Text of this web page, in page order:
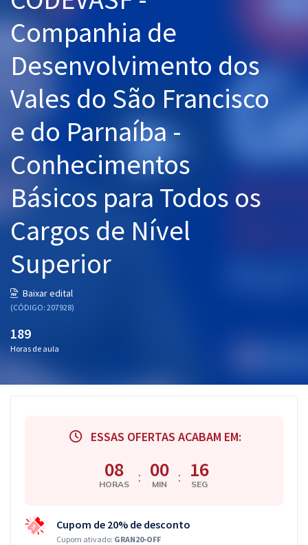
Graduação
OAB
Mentorias
Questões grátis
Conteúdo gratuito
Blog
Aprovados
Atendimento
Companhia de
Desenvolvimento dos
Vales do São Francisco
e do Parnaíba -
Conhecimentos
Básicos para Todos os
Cargos de Nível
Superior
Baixar edital
(CÓDIGO: 207928)
189
Horas de aula
ESSAS OFERTAS ACABAM EM:
08
HORAS : 00
MIN : 15
SEG
Cupom de 20% de desconto
Cupom ativado: GRAN20-OFF